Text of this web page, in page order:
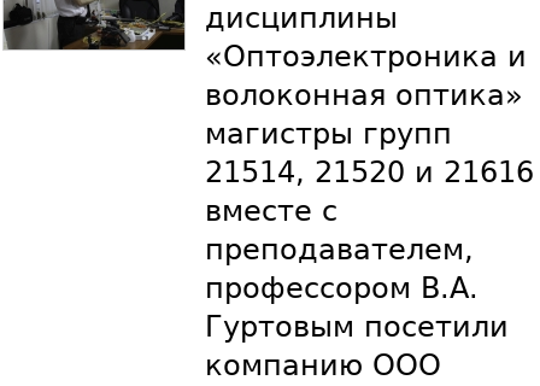
дисциплины
«Оптоэлектроника и
волоконная оптика»
магистры групп
21514, 21520 и 21616
вместе с
преподавателем,
профессором В.А.
Гуртовым посетили
компанию ООО